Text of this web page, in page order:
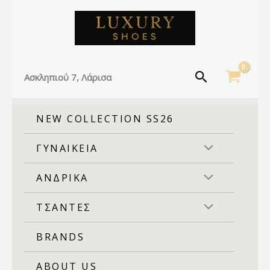
Ασκληπιού 7, Λάρισα Αναζήτηση
NEW COLLECTION SS26
ΓΥΝΑΙΚΕΙΑ
ΑΝΔΡΙΚΑ
ΤΣΑΝΤΕΣ
BRANDS
ABOUT US